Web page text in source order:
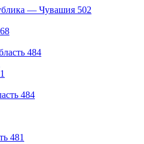
— Чувашия 502
68
484
484
481